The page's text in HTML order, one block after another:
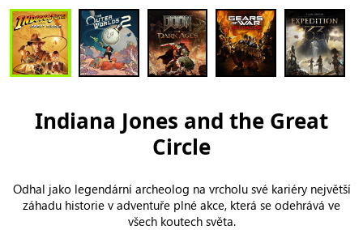
Indiana Jones and the Great
Circle
Odhal jako legendární archeolog na vrcholu své kariéry největší
záhadu historie v adventuře plné akce, která se odehrává ve
všech koutech světa.